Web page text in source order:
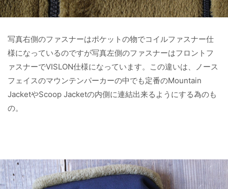
写真右側のファスナーはポケットの物でコイルファスナー仕
様になっているのですが写真左側のファスナーはフロントフ
ァスナーでVISLON仕様になっています。この違いは、ノース
フェイスのマウンテンパーカーの中でも定番のMountain
JacketやScoop Jacketの内側に連結出来るようにする為のも
の。